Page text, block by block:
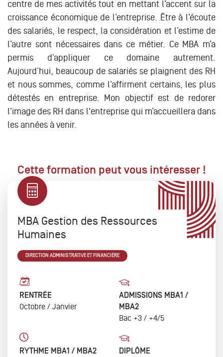
centre de mes activités tout en mettant l’accent sur la
croissance économique de l’entreprise. Être à l’écoute
des salariés, le respect, la considération et l’estime de
l’autre sont nécessaires dans ce métier. Ce MBA m’a
permis d’appliquer ce domaine autrement.
Aujourd’hui, beaucoup de salariés se plaignent des RH
et nous sommes, comme l’affirment certains, les plus
détestés en entreprise. Mon objectif est de redorer
l’image des RH dans l'entreprise qui m’accueillera dans
les années à venir.
Cette formation peut vous intéresser !
MBA Gestion des Ressources
Humaines
DIRECTION ADMINISTRATIVE ET FINANCIÈRE
RENTRÉE
Octobre / Janvier
ADMISSIONS MBA1 /
MBA2
Bac +3 / +4/5
RYTHME MBA1 / MBA2
DIPLÔME